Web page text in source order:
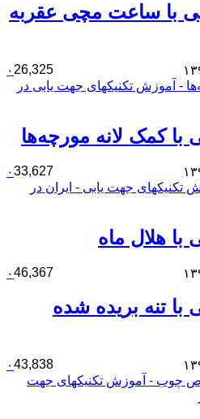
با ساعت مچی عقربه
۰ 26,325
با کمک لانه مورچه‌ها
۰33,627
با هلال ماه
۰46,367
با تنه بریده شده
۰43,838